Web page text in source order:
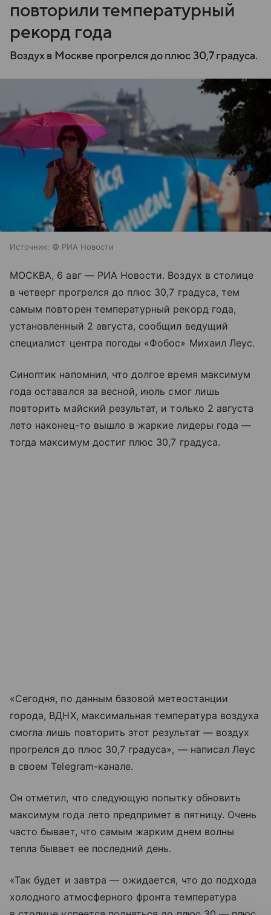
повторили температурный
рекорд года
Воздух в Москве прогрелся до плюс 30,7 градуса.
Источник: © РИА Новости
МОСКВА, 6 авг — РИА Новости. Воздух в столице
в четверг прогрелся до плюс 30,7 градуса, тем
самым повторен температурный рекорд года,
установленный 2 августа, сообщил ведущий
специалист центра погоды «Фобос» Михаил Леус.
Синоптик напомнил, что долгое время максимум
года оставался за весной, июль смог лишь
повторить майский результат, и только 2 августа
лето наконец-то вышло в жаркие лидеры года —
тогда максимум достиг плюс 30,7 градуса.
«Сегодня, по данным базовой метеостанции
города, ВДНХ, максимальная температура воздуха
смогла лишь повторить этот результат — воздух
прогрелся до плюс 30,7 градуса», — написал Леус
в своем Telegram-канале.
Он отметил, что следующую попытку обновить
максимум года лето предпримет в пятницу. Очень
часто бывает, что самым жарким днем волны
тепла бывает ее последний день.
«Так будет и завтра — ожидается, что до подхода
холодного атмосферного фронта температура